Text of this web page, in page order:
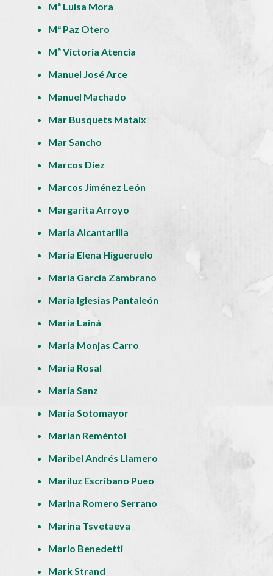
Mª Luisa Mora
Mª Paz Otero
Mª Victoria Atencia
Manuel José Arce
Manuel Machado
Mar Busquets Mataix
Mar Sancho
Marcos Díez
Marcos Jiménez León
Margarita Arroyo
María Alcantarilla
María Elena Higueruelo
María García Zambrano
María Iglesias Pantaleón
María Lainá
María Monjas Carro
María Rosal
María Sanz
María Sotomayor
Marian Reméntol
Maribel Andrés Llamero
Mariluz Escribano Pueo
Marina Romero Serrano
Marina Tsvetaeva
Mario Benedetti
Mark Strand